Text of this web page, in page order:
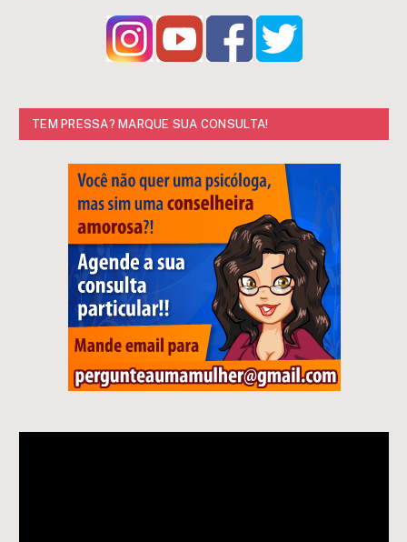
TEM PRESSA? MARQUE SUA CONSULTA!